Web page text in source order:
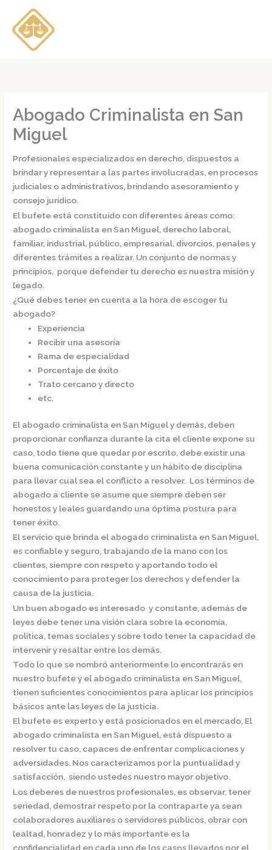
contenido
Abogado Criminalista en San
Miguel
Profesionales especializados en derecho, dispuestos a
brindar y representar a las partes involucradas, en procesos
judiciales o administrativos, brindando asesoramiento y
consejo jurídico.
El bufete está constituido con diferentes áreas como:
abogado criminalista en San Miguel, derecho laboral,
familiar, industrial, público, empresarial, divorcios, penales y
diferentes trámites a realizar. Un conjunto de normas y
principios, porque defender tu derecho es nuestra misión y
legado.
¿Qué debes tener en cuenta a la hora de escoger tu
abogado?
Experiencia
Recibir una asesoría
Rama de especialidad
Porcentaje de éxito
Trato cercano y directo
etc.
El abogado criminalista en San Miguely demás, deben
proporcionar confianza durante la cita el cliente expone su
caso, todo tiene que quedar por escrito, debe existir una
buena comunicación constante y un hábito de disciplina
para llevar cual sea el conflicto a resolver. Los términos de
abogado a cliente se asume que siempre deben ser
honestos y leales guardando una óptima postura para
tener éxito.
El servicio que brinda el abogado criminalista en San Miguel,
es confiable y seguro, trabajando de la mano con los
clientes, siempre con respeto y aportando todo el
conocimiento para proteger los derechos y defender la
causa de la justicia.
Un buen abogado es interesado y constante, además de
leyes debe tener una visión clara sobre la economía,
política, temas sociales y sobre todo tener la capacidad de
intervenir y resaltar entre los demás.
Todo lo que se nombró anteriormente lo encontrarás en
nuestro bufete y el abogado criminalista en San Miguel,
tienen suficientes conocimientos para aplicar los principios
básicos ante las leyes de la justicia.
El bufete es experto y está posicionados en el mercado, El
abogado criminalista en San Miguel, está dispuesto a
resolver tu caso, capaces de enfrentar complicaciones y
adversidades. Nos caracterizamos por la puntualidad y
satisfacción, siendo ustedes nuestro mayor objetivo.
Los deberes de nuestros profesionales, es observar, tener
seriedad, demostrar respeto por la contraparte ya sean
colaboradores auxiliares o servidores públicos, obrar con
lealtad, honradez y lo más importante es la
confidencialidad en cada uno de los casos llevados por el